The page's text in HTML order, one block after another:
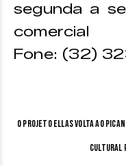
segunda a
comercial
Fone: (32)
O projeto Ellas volta ao
Cultural